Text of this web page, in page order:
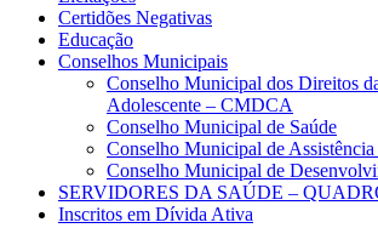
Certidões Negativas
Educação
Conselhos Municipais
Conselho Municipal dos Direitos
Adolescente – CMDCA
Conselho Municipal de Saúde
Conselho Municipal de Assistência
Conselho Municipal de
SERVIDORES DA SAÚDE –
Inscritos em Dívida Ativa